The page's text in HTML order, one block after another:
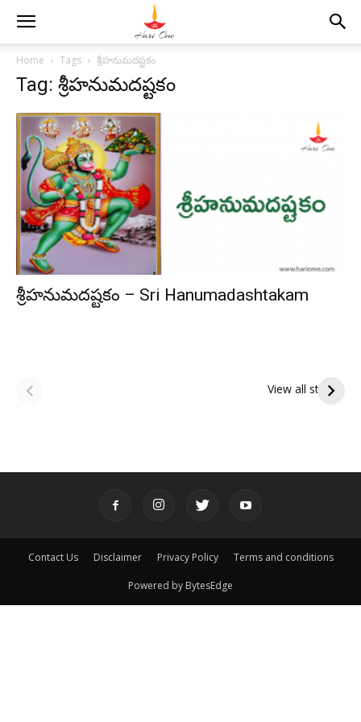
Home Tags శ్రీహనుమదష్టకం
Tag: శ్రీహనుమదష్టకం
శ్రీహనుమదష్టకం – Sri Hanumadashtakam
View all stories
పితృదేవతల ఆశీర్వాదం
ఇంద్రకీలాద్రి గిరి ప్రదక్షిణ
Contact Us Disclaimer Privacy Policy Terms and conditions
Powered by BytesEdge